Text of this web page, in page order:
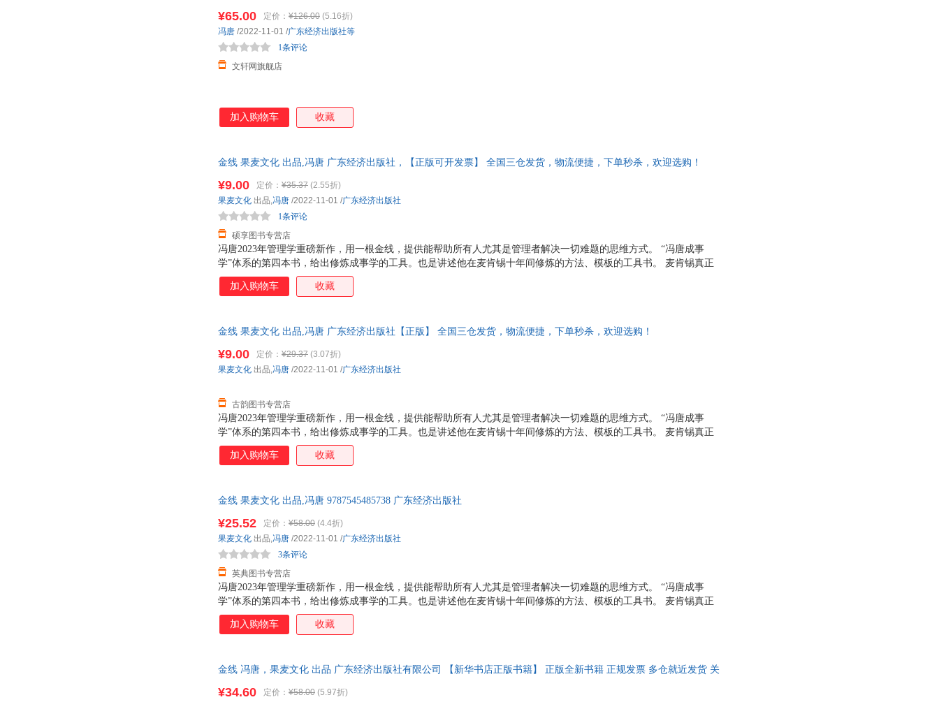
¥65.00 定价： ¥126.00 (5.16折)
文轩网旗舰店
1条评论
冯唐 /2022-11-01 /广东经济出版社等
加入购物车 收藏
金线 果麦文化 出品,冯唐 广东经济出版社，【正版可开发票】 全国三仓发货，物流便捷，下单秒杀，欢迎选购！
冯唐2023年管理学重磅新作，用一根金线，提供能帮助所有人尤其是管理者解决一切难题的思维方式。 “冯唐成事
学”体系的第四本书，给出修炼成事学的工具。也是讲述他在麦肯锡十年间修炼的方法、模板的工具书。 麦肯锡真正
在用的管理工具。金字塔原理是战术技巧，而金线原理是战略思想。向解难高手学习如何解决不知如何下手的复杂问
题。 职场有效管理助手。独立解决问题，管理手下、带领团队，与同事交流心得，向上级汇报成果，必不可少。 帮
题都可以用一根金线来解决，从此面对理不清头绪的问题时不再苦恼。 内文版
¥9.00 定价： ¥35.37 (2.55折)
硕享图书专营店
1条评论
果麦文化 出品,冯唐 /2022-11-01 /广东经济出版社
加入购物车 收藏
金线 果麦文化 出品,冯唐 广东经济出版社【正版】 全国三仓发货，物流便捷，下单秒杀，欢迎选购！
冯唐2023年管理学重磅新作，用一根金线，提供能帮助所有人尤其是管理者解决一切难题的思维方式。 “冯唐成事
学”体系的第四本书，给出修炼成事学的工具。也是讲述他在麦肯锡十年间修炼的方法、模板的工具书。 麦肯锡真正
在用的管理工具。金字塔原理是战术技巧，而金线原理是战略思想。向解难高手学习如何解决不知如何下手的复杂问
题。 职场有效管理助手。独立解决问题，管理手下、带领团队，与同事交流心得，向上级汇报成果，必不可少。 帮
题都可以用一根金线来解决，从此面对理不清头绪的问题时不再苦恼。 内文版
¥9.00 定价： ¥29.37 (3.07折)
古韵图书专营店
果麦文化 出品,冯唐 /2022-11-01 /广东经济出版社
加入购物车 收藏
金线 果麦文化 出品,冯唐 9787545485738 广东经济出版社
冯唐2023年管理学重磅新作，用一根金线，提供能帮助所有人尤其是管理者解决一切难题的思维方式。 “冯唐成事
学”体系的第四本书，给出修炼成事学的工具。也是讲述他在麦肯锡十年间修炼的方法、模板的工具书。 麦肯锡真正
在用的管理工具。金字塔原理是战术技巧，而金线原理是战略思想。向解难高手学习如何解决不知如何下手的复杂问
题。 职场有效管理助手。独立解决问题，管理手下、带领团队，与同事交流心得，向上级汇报成果，必不可少。 帮
题都可以用一根金线来解决，从此面对理不清头绪的问题时不再苦恼。 内文版
¥25.52 定价： ¥58.00 (4.4折)
英典图书专营店
3条评论
果麦文化 出品,冯唐 /2022-11-01 /广东经济出版社
加入购物车 收藏
金线 冯唐，果麦文化 出品 广东经济出版社有限公司 【新华书店正版书籍】 正版全新书籍 正规发票 多仓就近发货 关
¥34.60 定价： ¥58.00 (5.97折)